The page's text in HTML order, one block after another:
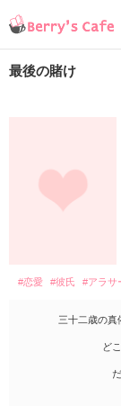
最後の賭け
#恋愛 #彼氏 #アラサ
三十二歳の真
どこ
だ